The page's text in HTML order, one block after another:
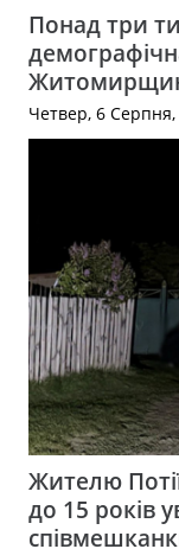
Понад три
Четвер, 6
Жителю
до 15 років